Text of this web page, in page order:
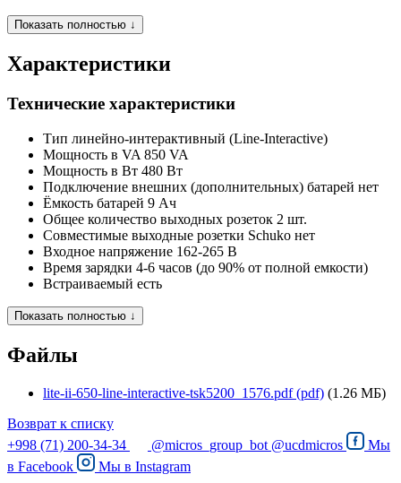
Показать полностью ↓
Характеристики
Технические характеристики
Тип линейно-интерактивный (Line-Interactive)
Мощность в VA 850 VA
Мощность в Вт 480 Вт
Подключение внешних (дополнительных) батарей нет
Ёмкость батарей 9 Ач
Общее количество выходных розеток 2 шт.
Совместимые выходные розетки Schuko нет
Входное напряжение 162-265 В
Время зарядки 4-6 часов (до 90% от полной емкости)
Встраиваемый есть
Показать полностью ↓
Файлы
lite-ii-650-line-interactive-tsk5200_1576.pdf (pdf) (1.26 МБ)
Возврат к списку
+998 (71) 200-34-34
@micros_group_bot @ucdmicros
Мы
в Facebook Мы в Instagram